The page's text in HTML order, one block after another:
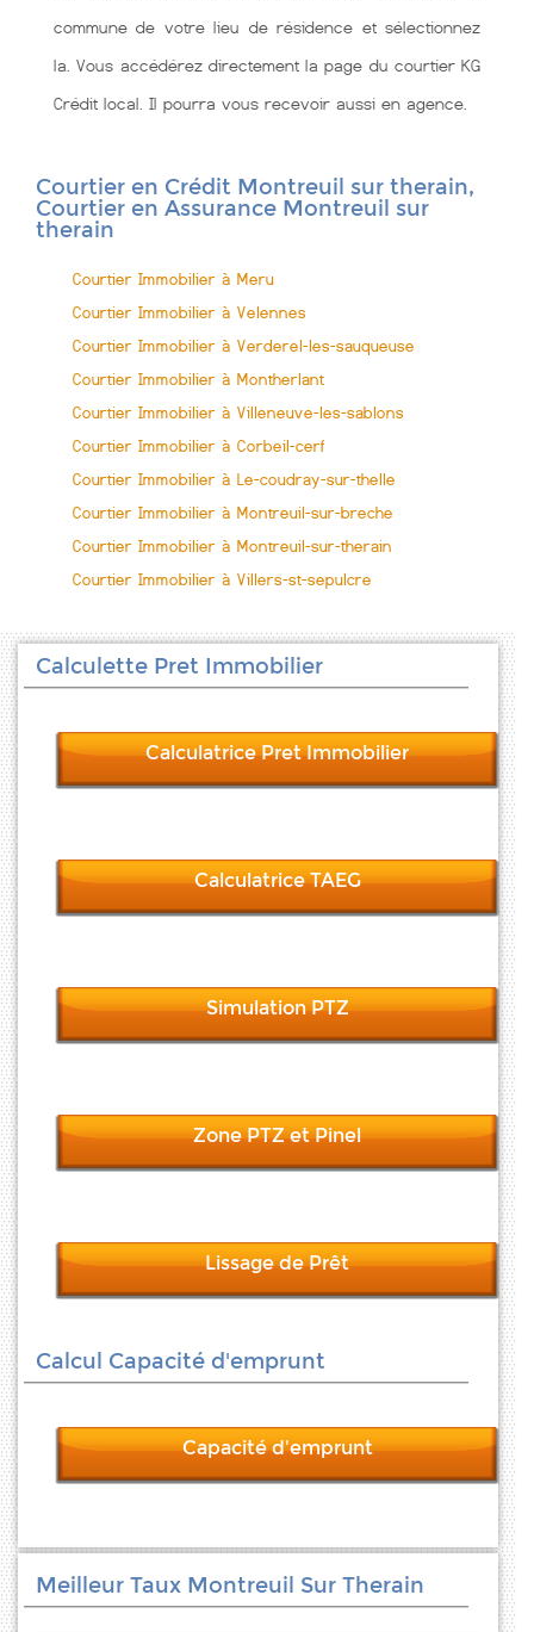
commune de votre lieu de résidence et sélectionnez
la. Vous accédérez directement la page du courtier KG
Crédit local. Il pourra vous recevoir aussi en agence.
Courtier en Crédit Montreuil sur therain,
Courtier en Assurance Montreuil sur
therain
Courtier Immobilier à Meru
Courtier Immobilier à Velennes
Courtier Immobilier à Verderel-les-sauqueuse
Courtier Immobilier à Montherlant
Courtier Immobilier à Villeneuve-les-sablons
Courtier Immobilier à Corbeil-cerf
Courtier Immobilier à Le-coudray-sur-thelle
Courtier Immobilier à Montreuil-sur-breche
Courtier Immobilier à Montreuil-sur-therain
Courtier Immobilier à Villers-st-sepulcre
Calculette Pret Immobilier
Calculatrice Pret Immobilier
Calculatrice TAEG
Simulation PTZ
Zone PTZ et Pinel
Lissage de Prêt
Calcul Capacité d'emprunt
Capacité d'emprunt
Meilleur Taux Montreuil Sur Therain